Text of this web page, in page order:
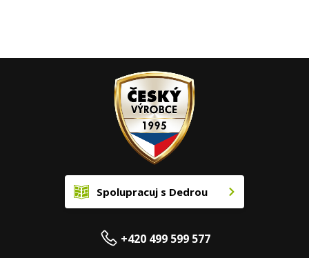
Spolupracuj s Dedrou
+420 499 599 577